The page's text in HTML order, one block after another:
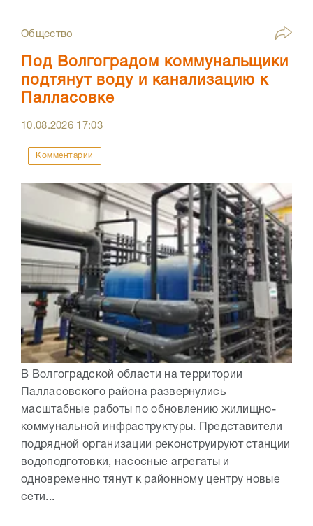
Общество
Под Волгоградом коммунальщики
подтянут воду и канализацию к
Палласовке
10.08.2026 17:03
Комментарии
В Волгоградской области на территории
Палласовского района развернулись
масштабные работы по обновлению жилищно-
коммунальной инфраструктуры. Представители
подрядной организации реконструируют станции
водоподготовки, насосные агрегаты и
одновременно тянут к районному центру новые
сети...